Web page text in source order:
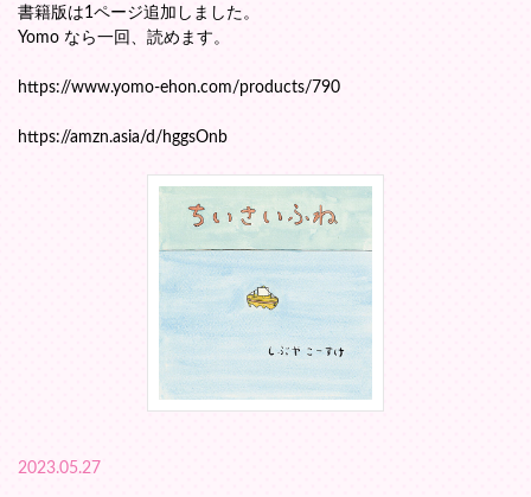
書籍版は1ページ追加しました。
Yomo なら一回、読めます。
https://www.yomo-ehon.com/products/790
https://amzn.asia/d/hggsOnb
2023.05.27